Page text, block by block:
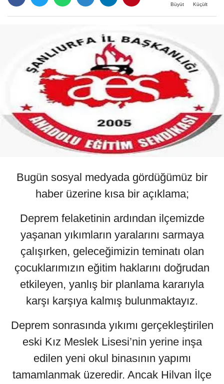
Büyüt Küçült
Bugün sosyal medyada gördüğümüz bir
haber üzerine kısa bir açıklama;
Deprem felaketinin ardından ilçemizde
yaşanan yıkımların yaralarını sarmaya
çalışırken, geleceğimizin teminatı olan
çocuklarımızın eğitim haklarını doğrudan
etkileyen, yanlış bir planlama kararıyla
karşı karşıya kalmış bulunmaktayız.
Deprem sonrasında yıkımı gerçekleştirilen
eski Kız Meslek Lisesi’nin yerine inşa
edilen yeni okul binasının yapımı
tamamlanmak üzeredir. Ancak Hilvan İlçe